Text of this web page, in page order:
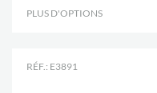
PLUS D'OPTIONS
RÉF.: E3891